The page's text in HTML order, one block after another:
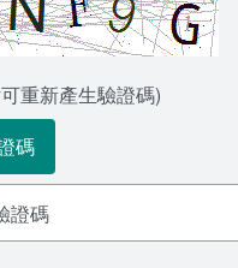
重新產生驗證碼)
碼